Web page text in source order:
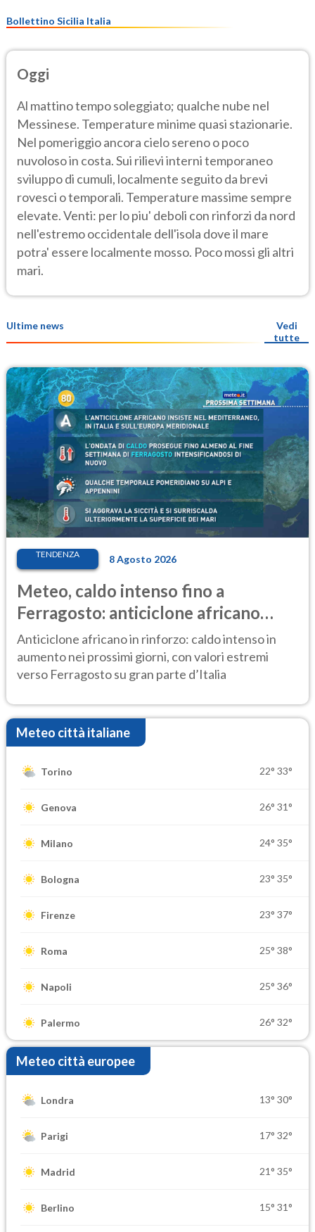
Bollettino Sicilia Italia
Oggi
Al mattino tempo soleggiato; qualche nube nel
Messinese. Temperature minime quasi stazionarie.
Nel pomeriggio ancora cielo sereno o poco
nuvoloso in costa. Sui rilievi interni temporaneo
sviluppo di cumuli, localmente seguito da brevi
rovesci o temporali. Temperature massime sempre
elevate. Venti: per lo piu' deboli con rinforzi da nord
nell'estremo occidentale dell'isola dove il mare
potra' essere localmente mosso. Poco mossi gli altri
mari.
Ultime news
Vedi
tutte
TENDENZA 8 Agosto 2026
Meteo, caldo intenso fino a
Ferragosto: anticiclone africano
ancora protagonista
Anticiclone africano in rinforzo: caldo intenso in
aumento nei prossimi giorni, con valori estremi
verso Ferragosto su gran parte d’Italia
Meteo città italiane
Torino 22° 33°
Genova 26° 31°
Milano 24° 35°
Bologna 23° 35°
Firenze 23° 37°
Roma 25° 38°
Napoli 25° 36°
Palermo 26° 32°
Meteo città europee
Londra 13° 30°
Parigi 17° 32°
Madrid 21° 35°
Berlino 15° 31°